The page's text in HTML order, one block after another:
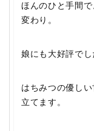
ほんのひと手間
変わり。
娘にも大好評でし
はちみつの優し
立てます。